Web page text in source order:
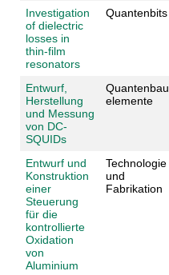
Investigation
of dielectric
losses in
thin-film
resonators
Quantenbits
Entwurf,
Herstellung
und Messung
von DC-
SQUIDs
Quantenbau
elemente
Entwurf und
Konstruktion
einer
Steuerung
für die
kontrollierte
Oxidation
von
Aluminium
Technologie
und
Fabrikation